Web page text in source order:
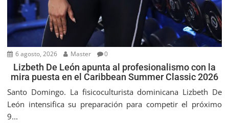
6 agosto, 2026 Master 0
Lizbeth De León apunta al profesionalismo con la
mira puesta en el Caribbean Summer Classic 2026
Santo Domingo. La fisicoculturista dominicana Lizbeth De
León intensifica su preparación para competir el próximo
9...